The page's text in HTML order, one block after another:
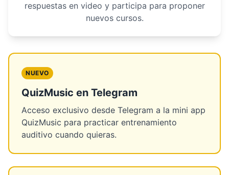
respuestas en video y participa para proponer
nuevos cursos.
NUEVO
QuizMusic en Telegram
Acceso exclusivo desde Telegram a la mini app
QuizMusic para practicar entrenamiento
auditivo cuando quieras.